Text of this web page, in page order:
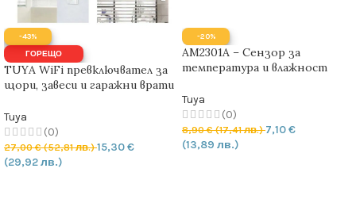
-43%
ГОРЕЩО
TUYA WiFi превключвател за
щори, завеси и гаражни врати
Tuya
(0)
27,00€(52,81 лв.)15,30€
(29,92 лв.)
-20%
AM2301A – Сензор за
температура и влажност
Tuya
(0)
8,90€(17,41 лв.)7,10€
(13,89 лв.)